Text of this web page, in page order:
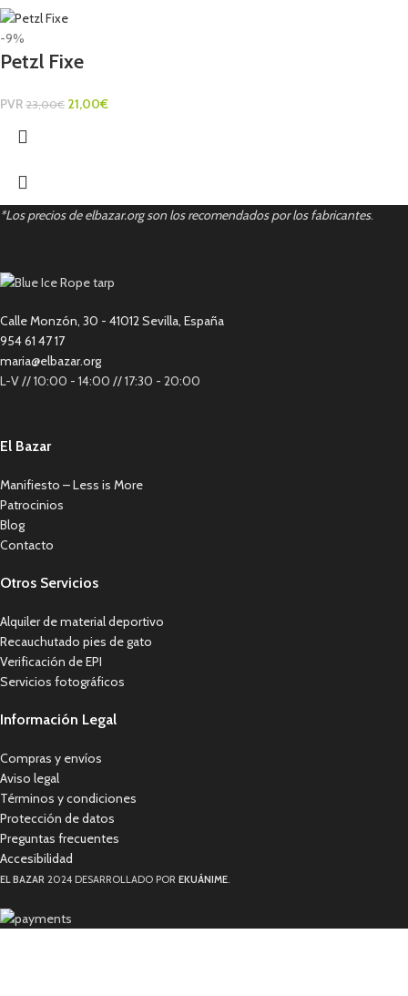
-9%
Petzl Fixe
PVR 23,00€ 21,00€
*Los precios de elbazar.org son los recomendados por los fabricantes.
Calle Monzón, 30 - 41012 Sevilla, España
954 61 47 17
maria@elbazar.org
L-V // 10:00 - 14:00 // 17:30 - 20:00
El Bazar
Manifiesto – Less is More
Patrocinios
Blog
Contacto
Otros Servicios
Alquiler de material deportivo
Recauchutado pies de gato
Verificación de EPI
Servicios fotográficos
Información Legal
Compras y envíos
Aviso legal
Términos y condiciones
Protección de datos
Preguntas frecuentes
Accesibilidad
EL BAZAR 2024 DESARROLLADO POR EKUÁNIME.